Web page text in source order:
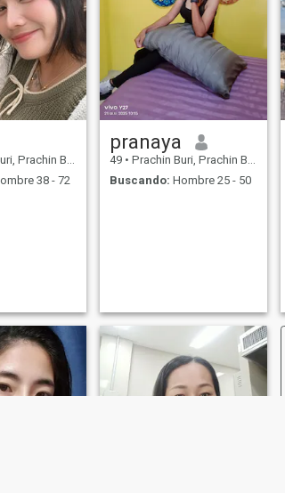
Buri, Tailandia
38 - 72
pranaya
49 • Prachin Buri, Prachin Buri, Tailandia
Buscando: Hombre 25 - 50